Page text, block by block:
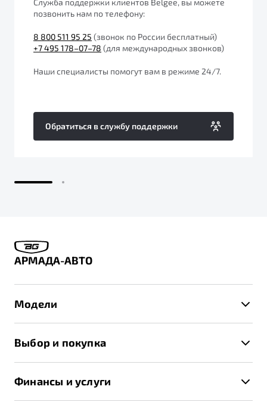
от 1 699 990 ₽*
Обзор В наличии
X70
Обзор
Автокредит
Спецпредложения
Будьте еще более уверены на дорогах с программой
Калькулятор ТО
Служба поддержки клиентов Belgee, вы можете
позвонить нам по телефону:
8 800 511 95 25 (звонок по России бесплатный)
+7 495 178–07–78 (для международных звонков)
Наши специалисты помогут вам в режиме 24/7.
Обратиться в службу поддержки
АРМАДА-АВТО
Модели
X70
Выбор и покупка
Спецпредложения и Акции
Финансы и услуги